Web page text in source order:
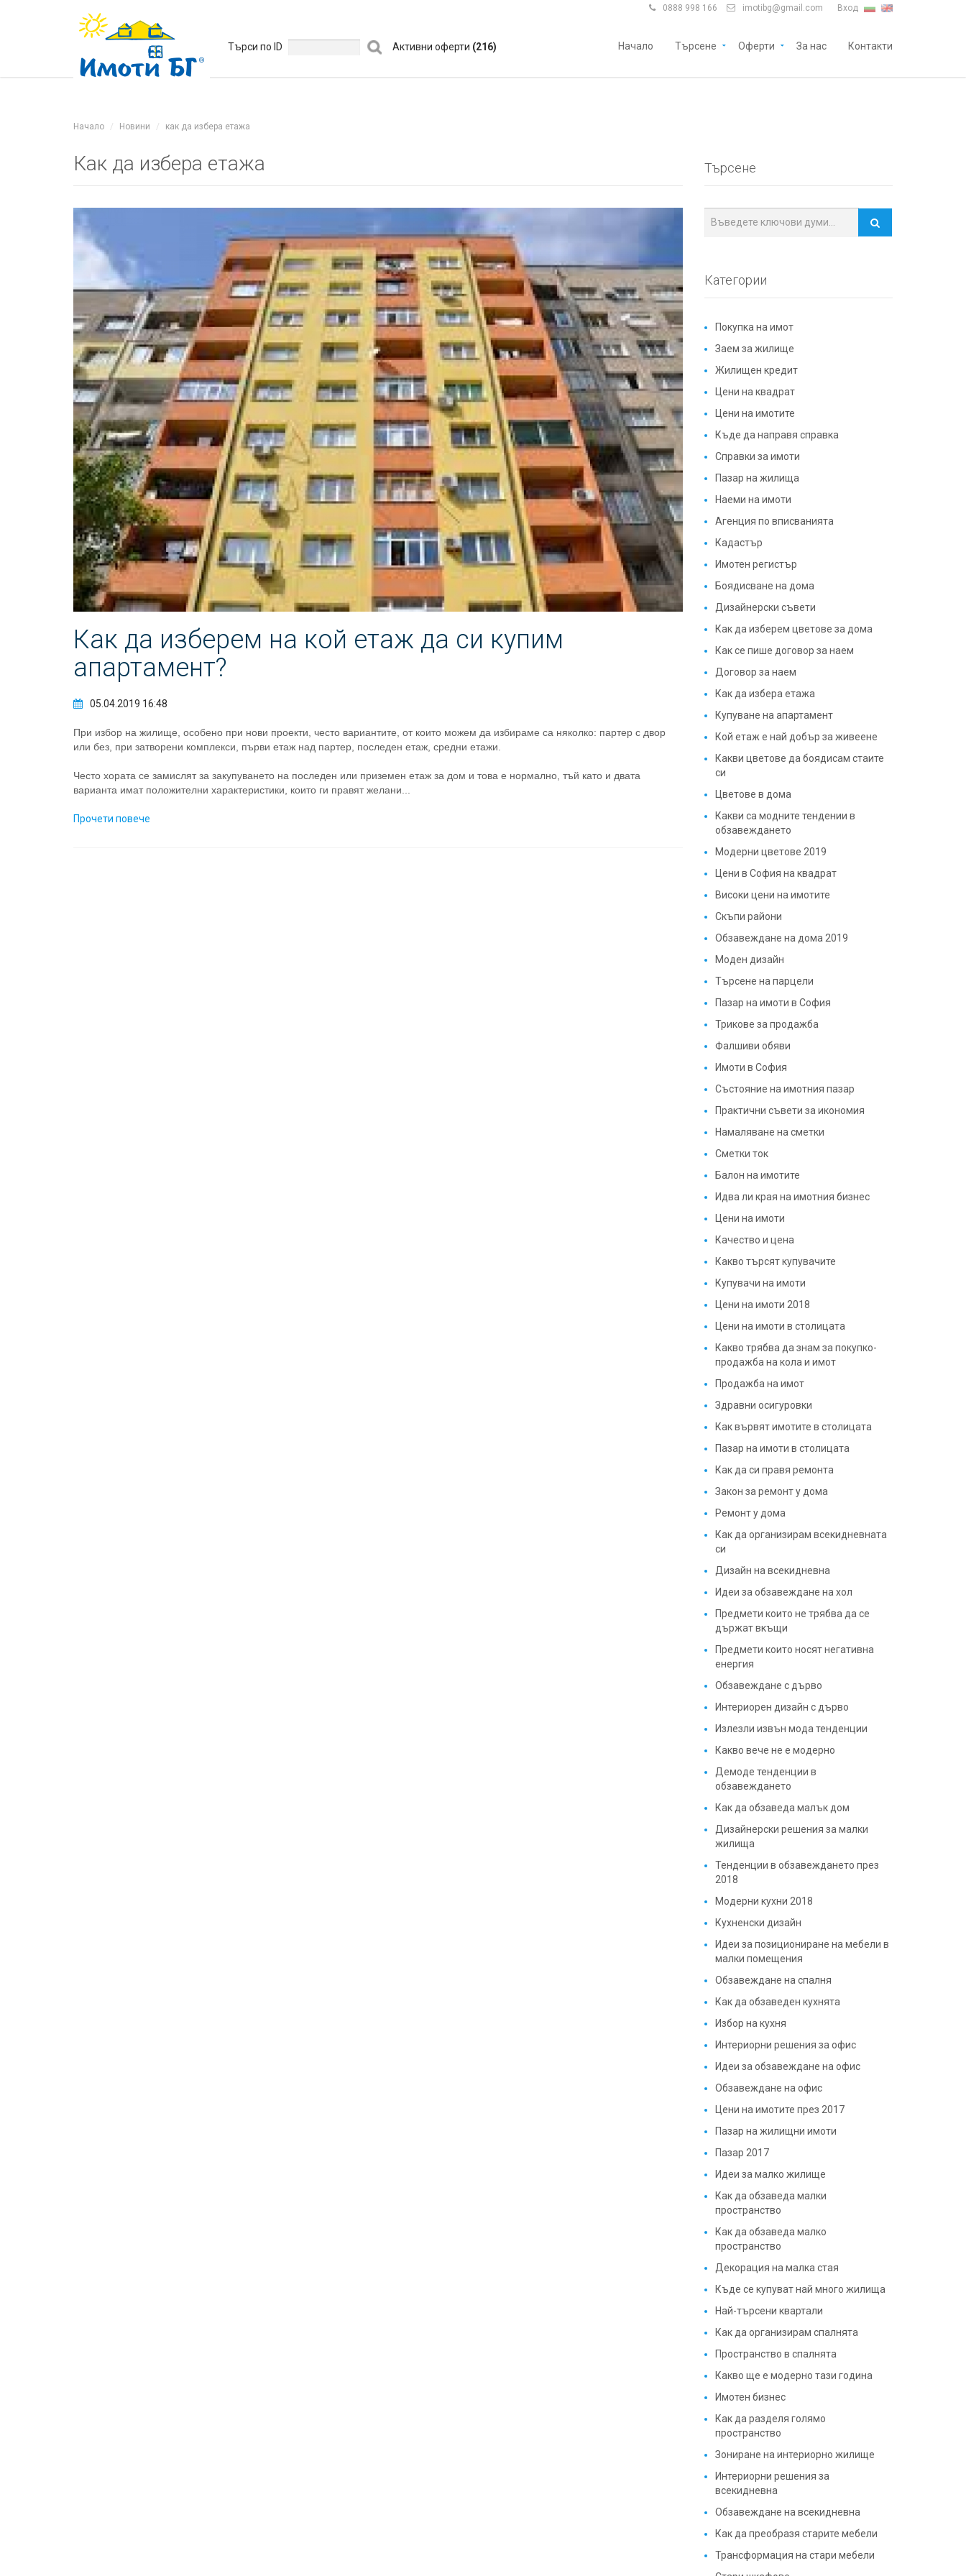
 0888 998 166  imotibg@gmail.com Вход
Търси по ID Активни оферти (216) Начало Търсене Оферти За нас Контакти
Начало Новини как да избера етажа
Как да избера етажа
Как да изберем на кой етаж да си купим
апартамент?
05.04.2019 16:48
При избор на жилище, особено при нови проекти, често вариантите, от които можем да избираме са няколко: партер с двор
или без, при затворени комплекси, първи етаж над партер, последен етаж, средни етажи.
Често хората се замислят за закупуването на последен или приземен етаж за дом и това е нормално, тъй като и двата
варианта имат положителни характеристики, които ги правят желани...
Прочети повече
Търсене
Категории
Покупка на имот
Заем за жилище
Жилищен кредит
Цени на квадрат
Цени на имотите
Къде да направя справка
Справки за имоти
Пазар на жилища
Наеми на имоти
Агенция по вписванията
Кадастър
Имотен регистър
Боядисване на дома
Дизайнерски съвети
Как да изберем цветове за дома
Как се пише договор за наем
Договор за наем
Как да избера етажа
Купуване на апартамент
Кой етаж е най добър за живеене
Какви цветове да боядисам стаите
си
Цветове в дома
Какви са модните тендении в
обзавеждането
Модерни цветове 2019
Цени в София на квадрат
Високи цени на имотите
Скъпи райони
Обзавеждане на дома 2019
Моден дизайн
Търсене на парцели
Пазар на имоти в София
Трикове за продажба
Фалшиви обяви
Имоти в София
Състояние на имотния пазар
Практични съвети за икономия
Намаляване на сметки
Сметки ток
Балон на имотите
Идва ли края на имотния бизнес
Цени на имоти
Качество и цена
Какво търсят купувачите
Купувачи на имоти
Цени на имоти 2018
Цени на имоти в столицата
Какво трябва да знам за покупко-
продажба на кола и имот
Продажба на имот
Здравни осигуровки
Как вървят имотите в столицата
Пазар на имоти в столицата
Как да си правя ремонта
Закон за ремонт у дома
Ремонт у дома
Как да организирам всекидневната
си
Дизайн на всекидневна
Идеи за обзавеждане на хол
Предмети които не трябва да се
държат вкъщи
Предмети които носят негативна
енергия
Обзавеждане с дърво
Интериорен дизайн с дърво
Излезли извън мода тенденции
Какво вече не е модерно
Демоде тенденции в
обзавеждането
Как да обзаведа малък дом
Дизайнерски решения за малки
жилища
Тенденции в обзавеждането през
2018
Модерни кухни 2018
Кухненски дизайн
Идеи за позициониране на мебели в
малки помещения
Обзавеждане на спалня
Как да обзаведен кухнята
Избор на кухня
Интериорни решения за офис
Идеи за обзавеждане на офис
Обзавеждане на офис
Цени на имотите през 2017
Пазар на жилищни имоти
Пазар 2017
Идеи за малко жилище
Как да обзаведа малки
пространство
Как да обзаведа малко
пространство
Декорация на малка стая
Къде се купуват най много жилища
Най-търсени квартали
Как да организирам спалнята
Пространство в спалнята
Какво ще е модерно тази година
Имотен бизнес
Как да разделя голямо
пространство
Зониране на интериорно жилище
Интериорни решения за
всекидневна
Обзавеждане на всекидневна
Как да преобразя старите мебели
Трансформация на стари мебели